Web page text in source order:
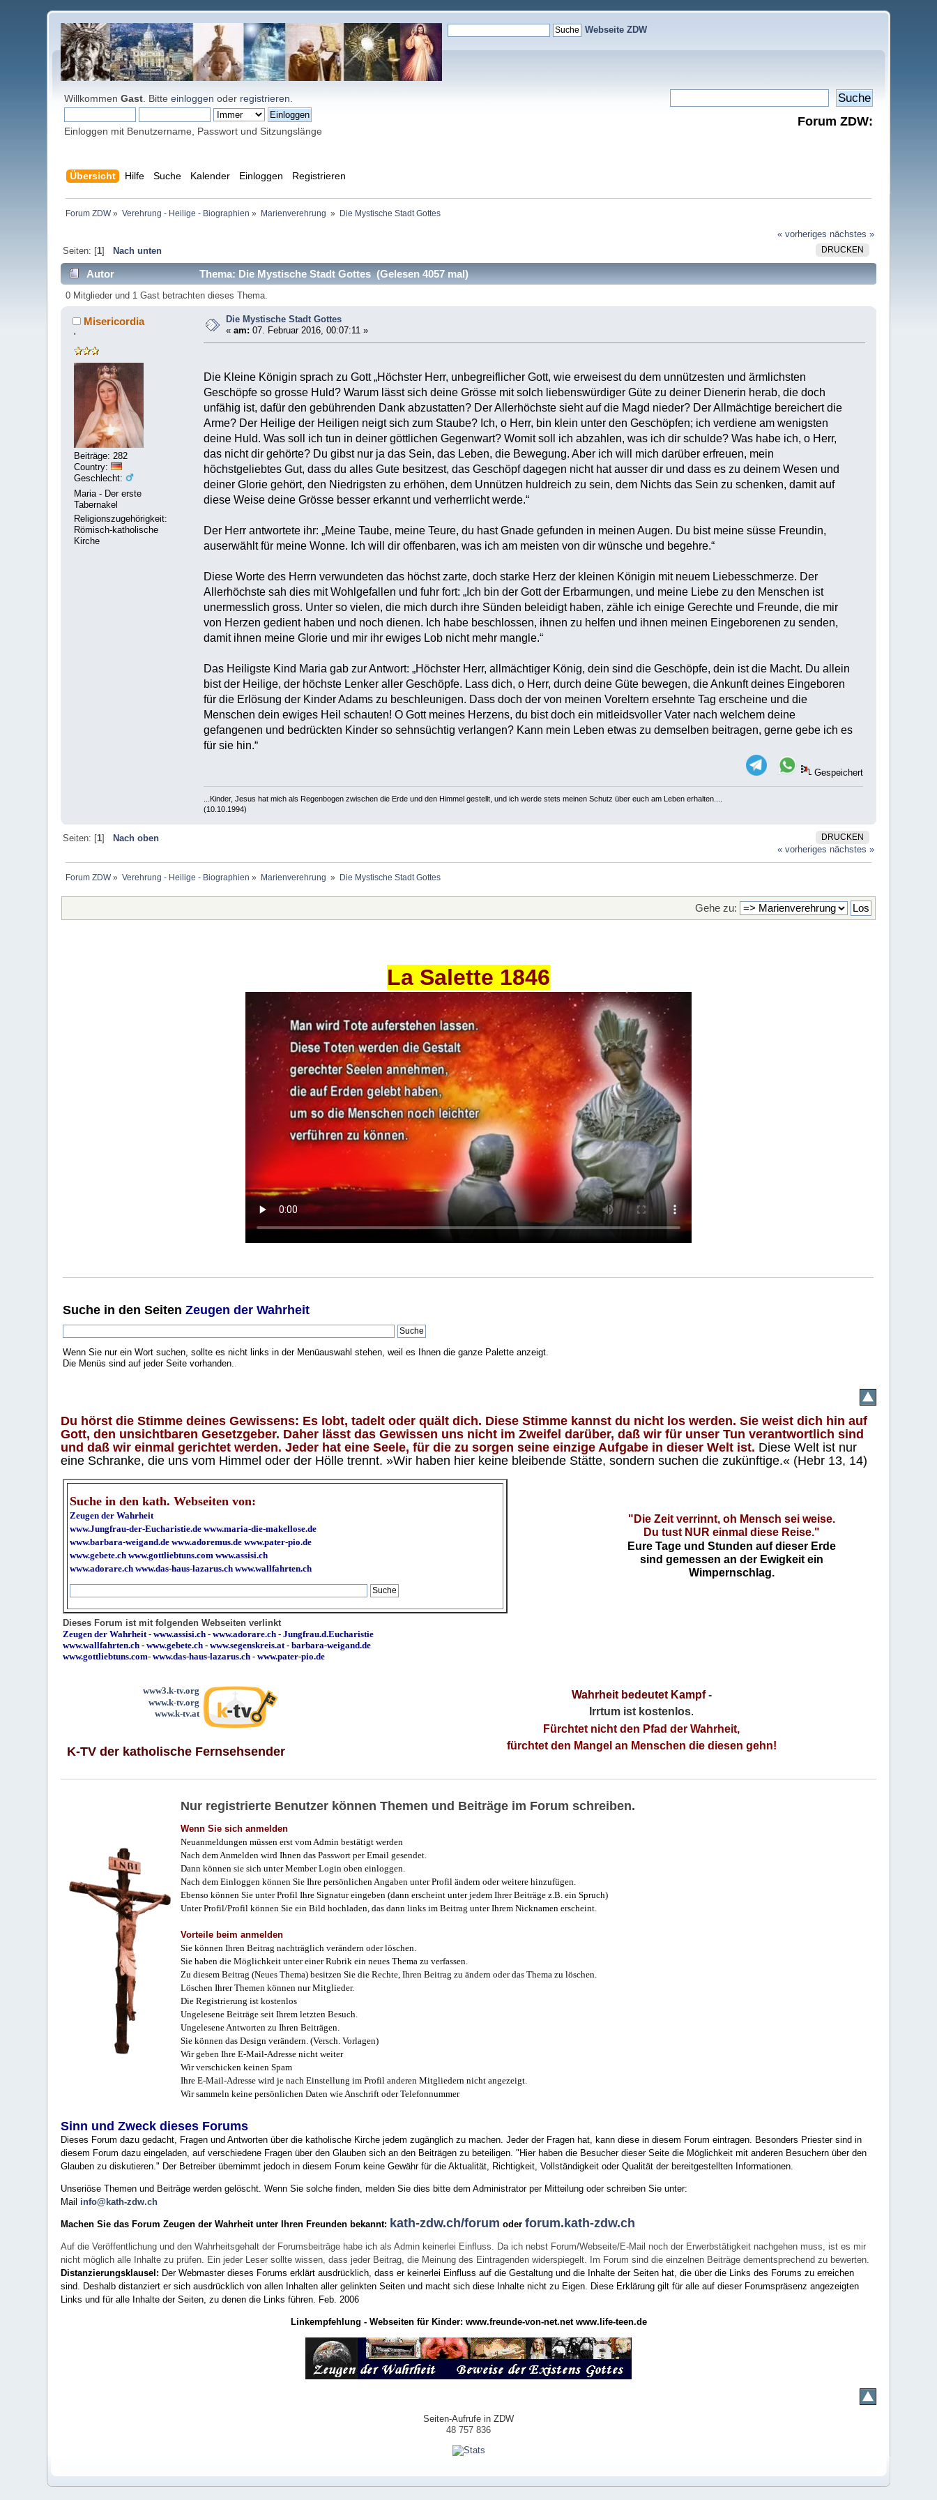
Webseite ZDW
WillkommenGast . Bitteeinloggen oder registrieren
Einloggen mit Benutzername, Passwort und Sitzungslänge
Forum ZDW:
Übersicht Hilfe Suche Kalender Einloggen Registrieren
Forum ZDW» Verehrung - Heilige - Biographien » Marienverehrung » Die Mystische Stadt Gottes
« vorheriges nächstes »
DRUCKEN
Seiten: [1] Nach unten
Autor Thema: Die Mystische Stadt Gottes (Gelesen 4057 mal)
0 Mitglieder und 1 Gast betrachten dieses Thema.
Misericordia
'
Beiträge: 282
Country:
Geschlecht:
Maria - Der erste
Tabernakel
Religionszugehörigkeit:
Römisch-katholische
Kirche
Die Mystische Stadt Gottes
«am: 07. Februar 2016, 00:07:11 »
Die Kleine Königin sprach zu Gott „Höchster Herr, unbegreiflicher Gott, wie erweisest du dem unnützesten und ärmlichsten
Geschöpfe so grosse Huld? Warum lässt sich deine Grösse mit solch liebenswürdiger Güte zu deiner Dienerin herab, die doch
unfähig ist, dafür den gebührenden Dank abzustatten? Der Allerhöchste sieht auf die Magd nieder? Der Allmächtige bereichert die
Arme? Der Heilige der Heiligen neigt sich zum Staube? Ich, o Herr, bin klein unter den Geschöpfen; ich verdiene am wenigsten
deine Huld. Was soll ich tun in deiner göttlichen Gegenwart? Womit soll ich abzahlen, was ich dir schulde? Was habe ich, o Herr,
das nicht dir gehörte? Du gibst nur ja das Sein, das Leben, die Bewegung. Aber ich will mich darüber erfreuen, mein
höchstgeliebtes Gut, dass du alles Gute besitzest, das Geschöpf dagegen nicht hat ausser dir und dass es zu deinem Wesen und
deiner Glorie gehört, den Niedrigsten zu erhöhen, dem Unnützen huldreich zu sein, dem Nichts das Sein zu schenken, damit auf
diese Weise deine Grösse besser erkannt und verherrlicht werde.“
Der Herr antwortete ihr: „Meine Taube, meine Teure, du hast Gnade gefunden in meinen Augen. Du bist meine süsse Freundin,
auserwählt für meine Wonne. Ich will dir offenbaren, was ich am meisten von dir wünsche und begehre.“
Diese Worte des Herrn verwundeten das höchst zarte, doch starke Herz der kleinen Königin mit neuem Liebesschmerze. Der
Allerhöchste sah dies mit Wohlgefallen und fuhr fort: „Ich bin der Gott der Erbarmungen, und meine Liebe zu den Menschen ist
unermesslich gross. Unter so vielen, die mich durch ihre Sünden beleidigt haben, zähle ich einige Gerechte und Freunde, die mir
von Herzen gedient haben und noch dienen. Ich habe beschlossen, ihnen zu helfen und ihnen meinen Eingeborenen zu senden,
damit ihnen meine Glorie und mir ihr ewiges Lob nicht mehr mangle.“
Das Heiligste Kind Maria gab zur Antwort: „Höchster Herr, allmächtiger König, dein sind die Geschöpfe, dein ist die Macht. Du allein
bist der Heilige, der höchste Lenker aller Geschöpfe. Lass dich, o Herr, durch deine Güte bewegen, die Ankunft deines Eingeboren
für die Erlösung der Kinder Adams zu beschleunigen. Dass doch der von meinen Voreltern ersehnte Tag erscheine und die
Menschen dein ewiges Heil schauten! O Gott meines Herzens, du bist doch ein mitleidsvoller Vater nach welchem deine
gefangenen und bedrückten Kinder so sehnsüchtig verlangen? Kann mein Leben etwas zu demselben beitragen, gerne gebe ich es
für sie hin.“
Gespeichert
...Kinder, Jesus hat mich als Regenbogen zwischen die Erde und den Himmel gestellt, und ich werde stets meinen Schutz über euch am Leben erhalten....
(10.10.1994)
DRUCKEN
Seiten: [1] Nach oben
« vorheriges nächstes »
Forum ZDW» Verehrung - Heilige - Biographien » Marienverehrung » Die Mystische Stadt Gottes
Gehe zu:
La Salette 1846
Suche in den SeitenZeugen der Wahrheit
Wenn Sie nur ein Wort suchen, sollte es nicht links in der Menüauswahl stehen, weil es Ihnen die ganze Palette anzeigt.
Die Menüs sind auf jeder Seite vorhanden.
Du hörst die Stimme deines Gewissens: Es lobt, tadelt oder quält dich. Diese Stimme kannst du nicht los werden. Sie weist dich hin auf
Gott, den unsichtbaren Gesetzgeber. Daher lässt das Gewissen uns nicht im Zweifel darüber, daß wir für unser Tun verantwortlich sind
und daß wir einmal gerichtet werden. Jeder hat eine Seele, für die zu sorgen seine einzige Aufgabe in dieser Welt ist. Diese Welt ist nur
eine Schranke, die uns vom Himmel oder der Hölle trennt. »Wir haben hier keine bleibende Stätte, sondern suchen die zukünftige.« (Hebr 13, 14)
Suche in den kath. Webseiten von:
Zeugen der Wahrheit
www.Jungfrau-der-Eucharistie.de www.maria-die-makellose.de
www.barbara-weigand.de www.adoremus.de www.pater-pio.de
www.gebete.ch www.gottliebtuns.com www.assisi.ch
www.adorare.ch www.das-haus-lazarus.ch www.wallfahrten.ch
"Die Zeit verrinnt, oh Mensch sei weise.
Du tust NUR einmal diese Reise."
Eure Tage und Stunden auf dieser Erde
sind gemessen an der Ewigkeit ein
Wimpernschlag.
Dieses Forum ist mit folgenden Webseiten verlinkt
Zeugen der Wahrheit -www.assisi.ch -www.adorare.ch -Jungfrau.d.Eucharistie
www.wallfahrten.ch -www.gebete.ch -www.segenskreis.at -barbara-weigand.de
www.gottliebtuns.com-www.das-haus-lazarus.ch - www.pater-pio.de
www3.k-tv.org
www.k-tv.org
www.k-tv.at
K-TV der katholische Fernsehsender
Wahrheit bedeutet Kampf-
Irrtum ist kostenlos.
Fürchtet nicht den Pfad der Wahrheit,
fürchtet den Mangel an Menschen die diesen gehn!
Nur registrierte Benutzer können Themen und Beiträge im Forum schreiben.
Wenn Sie sich anmelden
Neuanmeldungen müssen erst vom Admin bestätigt werden
Nach dem Anmelden wird Ihnen das Passwort per Email gesendet.
Dann können sie sich unter Member Login oben einloggen.
Nach dem Einloggen können Sie Ihre persönlichen Angaben unter Profil ändern oder weitere hinzufügen.
Ebenso können Sie unter Profil Ihre Signatur eingeben (dann erscheint unter jedem Ihrer Beiträge z.B. ein Spruch)
Unter Profil/Profil können Sie ein Bild hochladen, das dann links im Beitrag unter Ihrem Nicknamen erscheint.
Vorteile beim anmelden
Sie können Ihren Beitrag nachträglich verändern oder löschen.
Sie haben die Möglichkeit unter einer Rubrik ein neues Thema zu verfassen.
Zu diesem Beitrag (Neues Thema) besitzen Sie die Rechte, Ihren Beitrag zu ändern oder das Thema zu löschen.
Löschen Ihrer Themen können nur Mitglieder.
Die Registrierung ist kostenlos
Ungelesene Beiträge seit Ihrem letzten Besuch.
Ungelesene Antworten zu Ihren Beiträgen.
Sie können das Design verändern. (Versch. Vorlagen)
Wir geben Ihre E-Mail-Adresse nicht weiter
Wir verschicken keinen Spam
Ihre E-Mail-Adresse wird je nach Einstellung im Profil anderen Mitgliedern nicht angezeigt.
Wir sammeln keine persönlichen Daten wie Anschrift oder Telefonnummer
Sinn und Zweck dieses Forums
Dieses Forum dazu gedacht, Fragen und Antworten über die katholische Kirche jedem zugänglich zu machen. Jeder der Fragen hat, kann diese in diesem Forum eintragen. Besonders Priester sind in
diesem Forum dazu eingeladen, auf verschiedene Fragen über den Glauben sich an den Beiträgen zu beteiligen. "Hier haben die Besucher dieser Seite die Möglichkeit mit anderen Besuchern über den
Glauben zu diskutieren." Der Betreiber übernimmt jedoch in diesem Forum keine Gewähr für die Aktualität, Richtigkeit, Vollständigkeit oder Qualität der bereitgestellten Informationen.
Unseriöse Themen und Beiträge werden gelöscht. Wenn Sie solche finden, melden Sie dies bitte dem Administrator per Mitteilung oder schreiben Sie unter:
Mail info@kath-zdw.ch
Machen Sie das Forum Zeugen der Wahrheit unter Ihren Freunden bekannt: kath-zdw.ch/forum oderforum.kath-zdw.ch
Auf die Veröffentlichung und den Wahrheitsgehalt der Forumsbeiträge habe ich als Admin keinerlei Einfluss. Da ich nebst Forum/Webseite/E-Mail noch der Erwerbstätigkeit nachgehen muss, ist es mir
nicht möglich alle Inhalte zu prüfen. Ein jeder Leser sollte wissen, dass jeder Beitrag, die Meinung des Eintragenden widerspiegelt. Im Forum sind die einzelnen Beiträge dementsprechend zu bewerten.
Distanzierungsklausel: Der Webmaster dieses Forums erklärt ausdrücklich, dass er keinerlei Einfluss auf die Gestaltung und die Inhalte der Seiten hat, die über die Links des Forums zu erreichen
sind. Deshalb distanziert er sich ausdrücklich von allen Inhalten aller gelinkten Seiten und macht sich diese Inhalte nicht zu Eigen. Diese Erklärung gilt für alle auf dieser Forumspräsenz angezeigten
Links und für alle Inhalte der Seiten, zu denen die Links führen. Feb. 2006
Linkempfehlung - Webseiten für Kinder: www.freunde-von-net.net www.life-teen.de
Seiten-Aufrufe in ZDW
48 757 836